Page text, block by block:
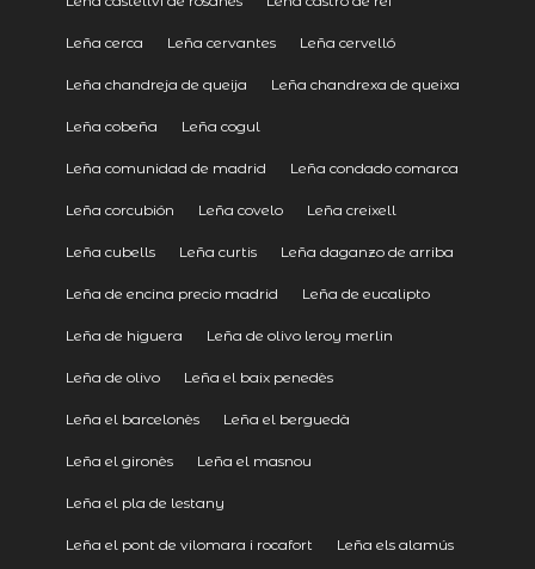
Leña cerca Leña cervantes Leña cervelló
Leña chandreja de queija Leña chandrexa de queixa
Leña cobeña Leña cogul
Leña comunidad de madrid Leña condado comarca
Leña corcubión Leña covelo Leña creixell
Leña cubells Leña curtis Leña daganzo de arriba
Leña de encina precio madrid Leña de eucalipto
Leña de higuera Leña de olivo leroy merlin
Leña de olivo Leña el baix penedès
Leña el barcelonès Leña el berguedà
Leña el gironès Leña el masnou
Leña el pla de lestany
Leña el pont de vilomara i rocafort Leña els alamús